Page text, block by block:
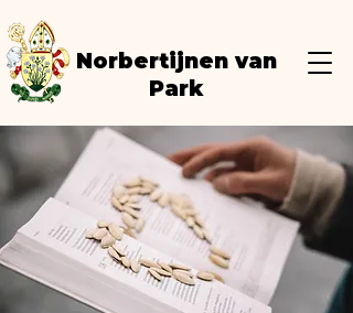
Norbertijnen van
Park